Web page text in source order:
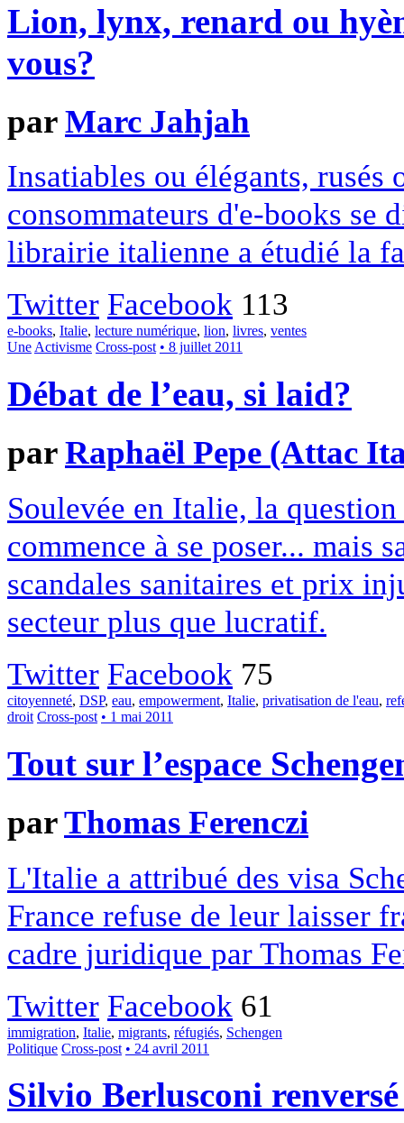
Lion, lynx, renard ou
vous?
parMarc Jahjah
Insatiables ou élégants, rusés
consommateurs d'e-books se
librairie italienne a étudié la
Twitter Facebook 113
e-books, Italie, lecture numérique, lion, livres, ventes
UneActivisme Cross-post • 8 juillet 2011
Débat de l’eau, si laid?
parRaphaël Pepe (Attac
Soulevée en Italie, la
commence à se poser... mais
scandales sanitaires et prix
secteur plus que lucratif.
Twitter Facebook 75
citoyenneté, DSP, eau, empowerment, Italie, privatisation de l'eau,
droit Cross-post • 1 mai 2011
Tout sur l’espace
parThomas Ferenczi
L'Italie a attribué des visa
France refuse de leur laisser
cadre juridique par Thomas
Twitter Facebook 61
immigration, Italie, migrants, réfugiés, Schengen
Politique Cross-post • 24 avril 2011
Silvio Berlusconi